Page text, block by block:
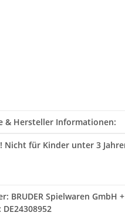
& Hersteller Informationen:
Nicht für Kinder unter 3
BRUDER Spielwaren GmbH
DE24308952